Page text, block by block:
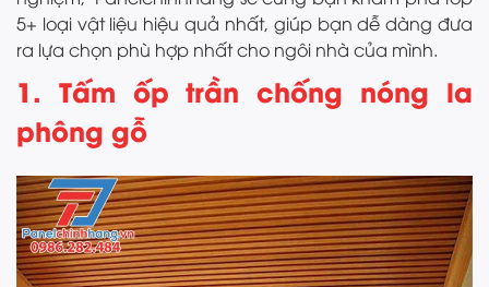
5+ loại vật liệu hiệu quả nhất, giúp bạn dễ dàng đưa
ra lựa chọn phù hợp nhất cho ngôi nhà của mình.
1. Tấm ốp trần chống nóng la
phông gỗ